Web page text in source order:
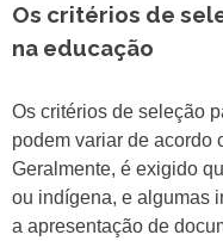
Os critérios de
na educação
Os critérios de seleção
podem variar de acordo
Geralmente, é exigido
ou indígena, e algumas
a apresentação de